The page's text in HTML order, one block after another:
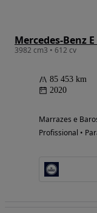
Mercedes-Benz
3982 cm3 • 612 cv
85 453 km
2020
Marrazes e
Profissional •